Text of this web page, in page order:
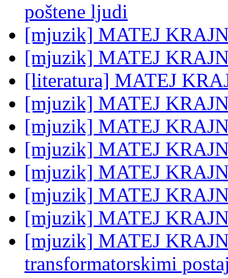
poštene ljudi
[mjuzik] MATEJ
[mjuzik] MATEJ
[literatura] MATEJ
[mjuzik] MATEJ
[mjuzik] MATEJ
[mjuzik] MATEJ
[mjuzik] MATEJ
[mjuzik] MATEJ
[mjuzik] MATEJ
[mjuzik] MATEJ
transformatorskimi